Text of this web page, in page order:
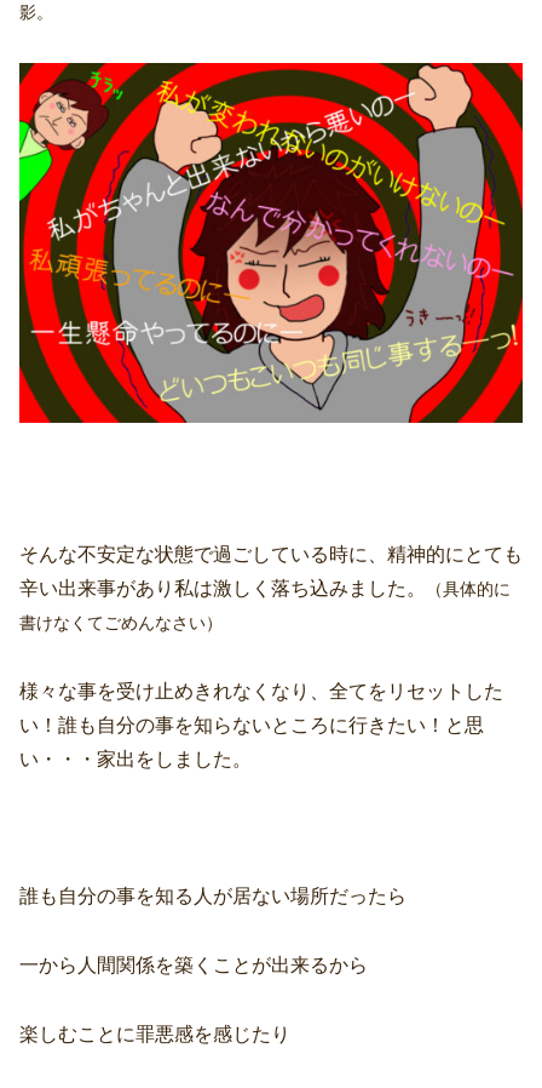
影。
そんな不安定な状態で過ごしている時に、精神的にとても
辛い出来事があり私は激しく落ち込みました。
（具体的に
書けなくてごめんなさい）
様々な事を受け止めきれなくなり、全てをリセットした
い！誰も自分の事を知らないところに行きたい！と思
い・・・家出をしました。
誰も自分の事を知る人が居ない場所だったら
一から人間関係を築くことが出来るから
楽しむことに罪悪感を感じたり